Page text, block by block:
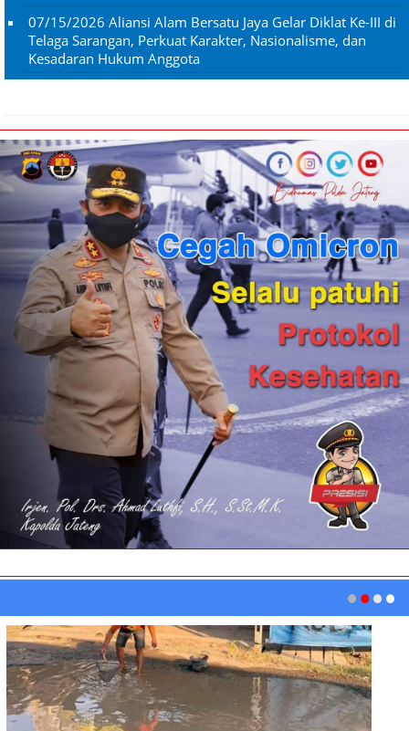
07/15/2026 Aliansi Alam Bersatu Jaya Gelar Diklat Ke-III di
Telaga Sarangan, Perkuat Karakter, Nasionalisme, dan
Kesadaran Hukum Anggota